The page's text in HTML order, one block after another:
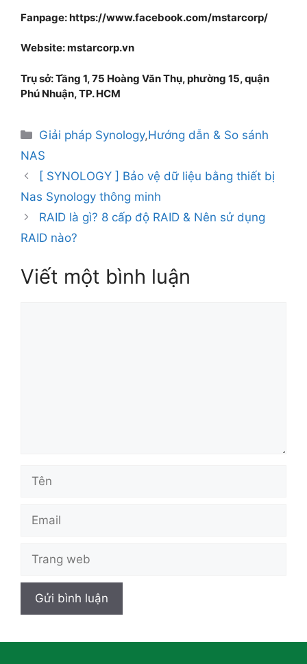
Fanpage: https://www.facebook.com/mstarcorp/
Website: mstarcorp.vn
Trụ sở: Tầng 1, 75 Hoàng Văn Thụ, phường 15, quận
Phú Nhuận, TP. HCM
Giải pháp Synology,Hướng dẫn & So sánh
NAS
[ SYNOLOGY ] Bảo vệ dữ liệu bằng thiết bị
Nas Synology thông minh
RAID là gì? 8 cấp độ RAID & Nên sử dụng
RAID nào?
Viết một bình luận